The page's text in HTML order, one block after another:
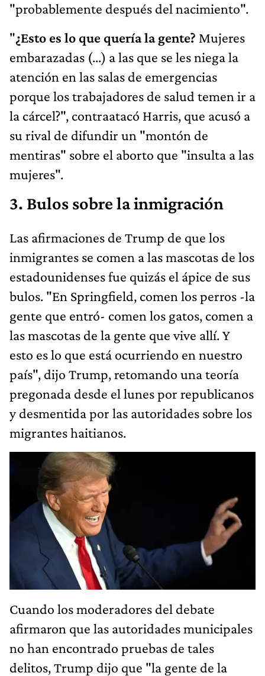
"probablemente después del nacimiento".
"¿Esto es lo que quería la gente? Mujeres
embarazadas (...) a las que se les niega la
atención en las salas de emergencias
porque los trabajadores de salud temen ir a
la cárcel?", contraatacó Harris, que acusó a
su rival de difundir un "montón de
mentiras" sobre el aborto que "insulta a las
mujeres".
3. Bulos sobre la inmigración
Las afirmaciones de Trump de que los
inmigrantes se comen a las mascotas de los
estadounidenses fue quizás el ápice de sus
bulos. "En Springfield, comen los perros -la
gente que entró- comen los gatos, comen a
las mascotas de la gente que vive allí. Y
esto es lo que está ocurriendo en nuestro
país", dijo Trump, retomando una teoría
pregonada desde el lunes por republicanos
y desmentida por las autoridades sobre los
migrantes haitianos.
Cuando los moderadores del debate
afirmaron que las autoridades municipales
no han encontrado pruebas de tales
delitos, Trump dijo que "la gente de la